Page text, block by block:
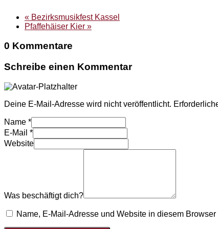
« Bezirksmusikfest Kassel
Pfaffehäiser Kier »
0 Kommentare
Schreibe einen Kommentar
Deine E-Mail-Adresse wird nicht veröffentlicht.
Name *
E-Mail *
Website
Was beschäftigt dich?
Name, E-Mail-Adresse und Website in diesem